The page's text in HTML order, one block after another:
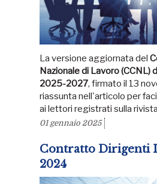
La versione aggiornata del
Nazionale di Lavoro (CCNL)
2025-2027, firmato il 13
riassunta nell'articolo per
ai lettori registrati sulla
01 gennaio 2025
Contratto Dirigenti
2024